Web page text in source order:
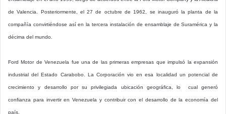
de Valencia. Posteriormente, el 27 de octubre de 1962, se inauguró la planta de la
compañía convirtiéndose así en la tercera instalación de ensamblaje de Suramérica y la
décima del mundo.
Ford Motor de Venezuela fue una de las primeras empresas que impulsó la expansión
industrial del Estado Carabobo. La Corporación vio en esa localidad un potencial de
crecimiento y desarrollo por su privilegiada ubicación geográfica, lo cual generó
confianza para invertir en Venezuela y contribuir con el desarrollo de la economía del
país.